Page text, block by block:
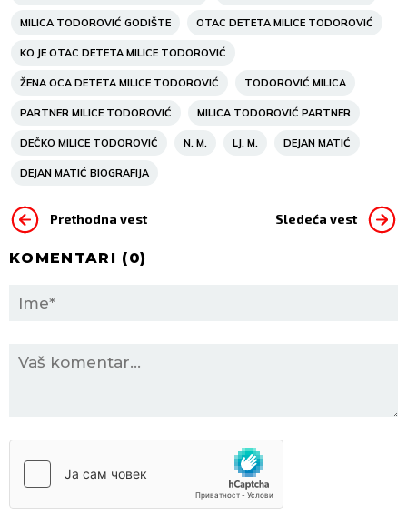
MILICA TODOROVIĆ GODIŠTE OTAC DETETA MILICE TODOROVIĆ
KO JE OTAC DETETA MILICE TODOROVIĆ
ŽENA OCA DETETA MILICE TODOROVIĆ TODOROVIĆ MILICA
PARTNER MILICE TODOROVIĆ MILICA TODOROVIĆ PARTNER
DEČKO MILICE TODOROVIĆ N. M. LJ. M. DEJAN MATIĆ
DEJAN MATIĆ BIOGRAFIJA
Prethodna vest Sledeća vest
KOMENTARI (0)